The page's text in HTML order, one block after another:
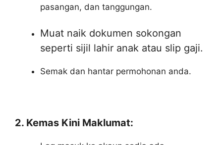
pasangan, dan tanggungan.
Muat naik dokumen sokongan
seperti sijil lahir anak atau slip gaji.
Semak dan hantar permohonan anda.
2. Kemas Kini Maklumat: